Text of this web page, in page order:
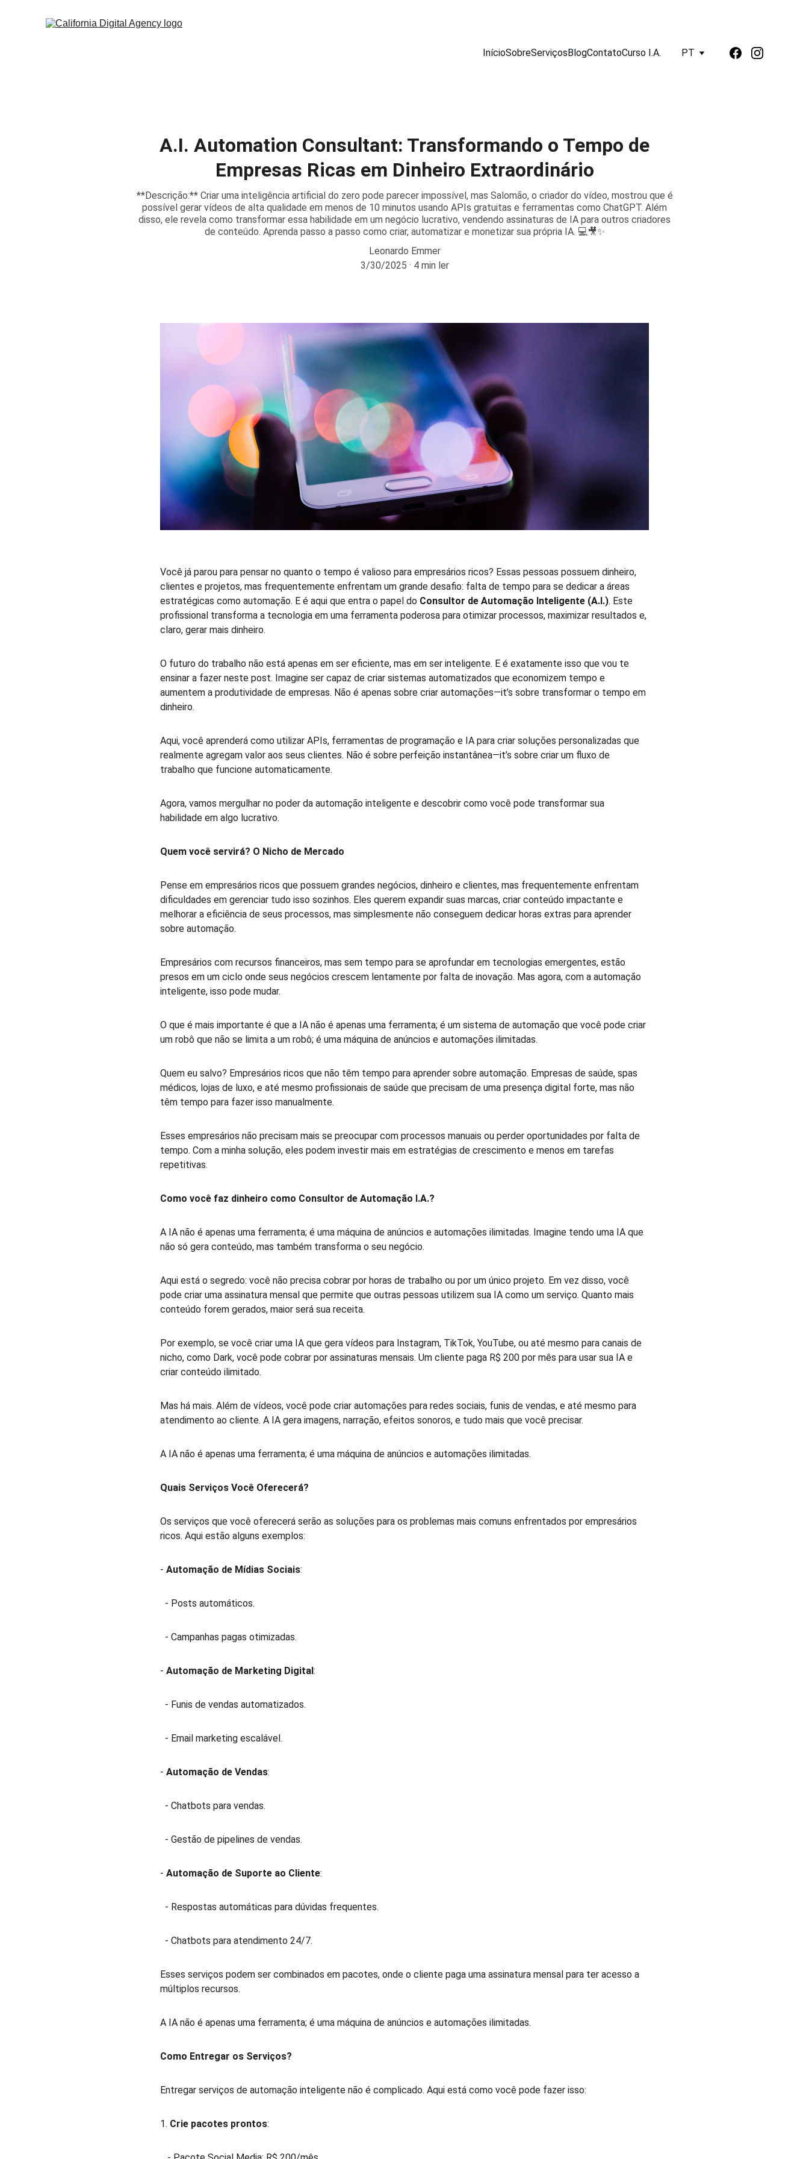
InícioSobreServiçosBlogContatoCurso I.A. PT
A.I. Automation Consultant: Transformando o Tempo de
Empresas Ricas em Dinheiro Extraordinário
**Descrição:** Criar uma inteligência artificial do zero pode parecer impossível, mas Salomão, o criador do vídeo, mostrou que é
possível gerar vídeos de alta qualidade em menos de 10 minutos usando APIs gratuitas e ferramentas como ChatGPT. Além
disso, ele revela como transformar essa habilidade em um negócio lucrativo, vendendo assinaturas de IA para outros criadores
de conteúdo. Aprenda passo a passo como criar, automatizar e monetizar sua própria IA. 💻🎥✨
Leonardo Emmer
3/30/2025
4 min ler
Você já parou para pensar no quanto o tempo é valioso para empresários ricos? Essas pessoas possuem dinheiro,
clientes e projetos, mas frequentemente enfrentam um grande desafio: falta de tempo para se dedicar a áreas
estratégicas como automação. E é aqui que entra o papel do Consultor de Automação Inteligente (A.I.). Este
profissional transforma a tecnologia em uma ferramenta poderosa para otimizar processos, maximizar resultados e,
claro, gerar mais dinheiro.
O futuro do trabalho não está apenas em ser eficiente, mas em ser inteligente. E é exatamente isso que vou te
ensinar a fazer neste post. Imagine ser capaz de criar sistemas automatizados que economizem tempo e
aumentem a produtividade de empresas. Não é apenas sobre criar automações—it’s sobre transformar o tempo em
dinheiro.
Aqui, você aprenderá como utilizar APIs, ferramentas de programação e IA para criar soluções personalizadas que
realmente agregam valor aos seus clientes. Não é sobre perfeição instantânea—it’s sobre criar um fluxo de
trabalho que funcione automaticamente.
Agora, vamos mergulhar no poder da automação inteligente e descobrir como você pode transformar sua
habilidade em algo lucrativo.
Quem você servirá? O Nicho de Mercado
Pense em empresários ricos que possuem grandes negócios, dinheiro e clientes, mas frequentemente enfrentam
dificuldades em gerenciar tudo isso sozinhos. Eles querem expandir suas marcas, criar conteúdo impactante e
melhorar a eficiência de seus processos, mas simplesmente não conseguem dedicar horas extras para aprender
sobre automação.
Empresários com recursos financeiros, mas sem tempo para se aprofundar em tecnologias emergentes, estão
presos em um ciclo onde seus negócios crescem lentamente por falta de inovação. Mas agora, com a automação
inteligente, isso pode mudar.
O que é mais importante é que a IA não é apenas uma ferramenta; é um sistema de automação que você pode criar
um robô que não se limita a um robô; é uma máquina de anúncios e automações ilimitadas.
Quem eu salvo? Empresários ricos que não têm tempo para aprender sobre automação. Empresas de saúde, spas
médicos, lojas de luxo, e até mesmo profissionais de saúde que precisam de uma presença digital forte, mas não
têm tempo para fazer isso manualmente.
Esses empresários não precisam mais se preocupar com processos manuais ou perder oportunidades por falta de
tempo. Com a minha solução, eles podem investir mais em estratégias de crescimento e menos em tarefas
repetitivas.
Como você faz dinheiro como Consultor de Automação I.A.?
A IA não é apenas uma ferramenta; é uma máquina de anúncios e automações ilimitadas. Imagine tendo uma IA que
não só gera conteúdo, mas também transforma o seu negócio.
Aqui está o segredo: você não precisa cobrar por horas de trabalho ou por um único projeto. Em vez disso, você
pode criar uma assinatura mensal que permite que outras pessoas utilizem sua IA como um serviço. Quanto mais
conteúdo forem gerados, maior será sua receita.
Por exemplo, se você criar uma IA que gera vídeos para Instagram, TikTok, YouTube, ou até mesmo para canais de
nicho, como Dark, você pode cobrar por assinaturas mensais. Um cliente paga R$ 200 por mês para usar sua IA e
criar conteúdo ilimitado.
Mas há mais. Além de vídeos, você pode criar automações para redes sociais, funis de vendas, e até mesmo para
atendimento ao cliente. A IA gera imagens, narração, efeitos sonoros, e tudo mais que você precisar.
A IA não é apenas uma ferramenta; é uma máquina de anúncios e automações ilimitadas.
Quais Serviços Você Oferecerá?
Os serviços que você oferecerá serão as soluções para os problemas mais comuns enfrentados por empresários
ricos. Aqui estão alguns exemplos:
- Automação de Mídias Sociais:
  - Posts automáticos.
  - Campanhas pagas otimizadas.
- Automação de Marketing Digital:
  - Funis de vendas automatizados.
  - Email marketing escalável.
- Automação de Vendas:
  - Chatbots para vendas.
  - Gestão de pipelines de vendas.
- Automação de Suporte ao Cliente:
  - Respostas automáticas para dúvidas frequentes.
  - Chatbots para atendimento 24/7.
Esses serviços podem ser combinados em pacotes, onde o cliente paga uma assinatura mensal para ter acesso a
múltiplos recursos.
A IA não é apenas uma ferramenta; é uma máquina de anúncios e automações ilimitadas.
Como Entregar os Serviços?
Entregar serviços de automação inteligente não é complicado. Aqui está como você pode fazer isso:
1. Crie pacotes prontos: